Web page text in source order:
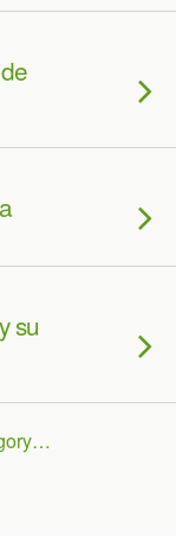
su